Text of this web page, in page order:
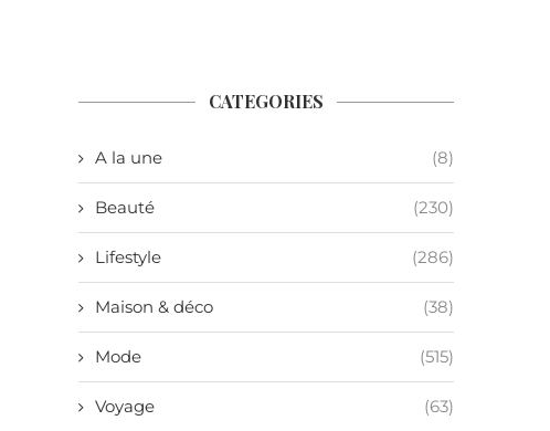
CATEGORIES
A la une (8)
Beauté (230)
Lifestyle (286)
Maison & déco (38)
Mode (515)
Voyage (63)